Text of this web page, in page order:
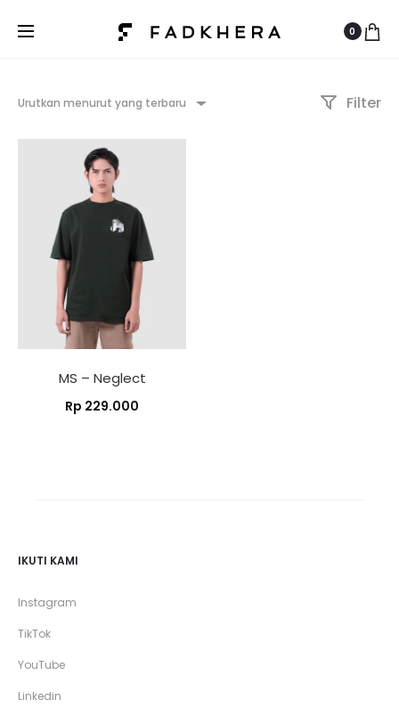
0
Urutkan menurut yang terbaru Filter
MS – Neglect
Rp 229.000
IKUTI KAMI
Instagram
TikTok
YouTube
Linkedin